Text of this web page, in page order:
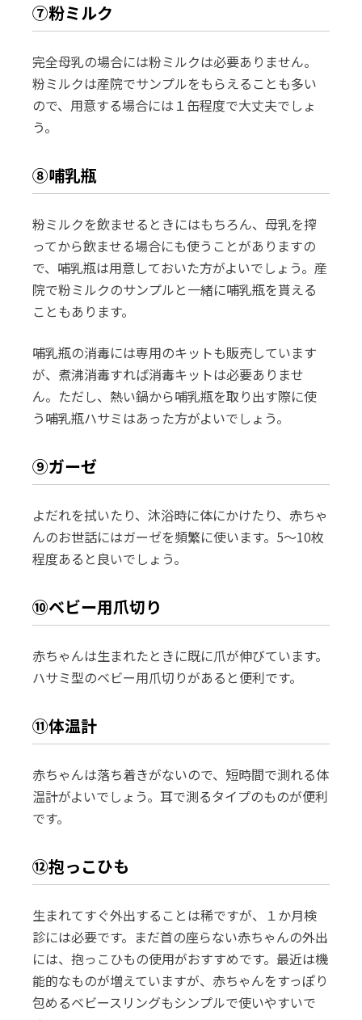
⑦粉ミルク
完全母乳の場合には粉ミルクは必要ありません。
粉ミルクは産院でサンプルをもらえることも多い
ので、用意する場合には１缶程度で大丈夫でしょ
う。
⑧哺乳瓶
粉ミルクを飲ませるときにはもちろん、母乳を搾
ってから飲ませる場合にも使うことがありますの
で、哺乳瓶は用意しておいた方がよいでしょう。産
院で粉ミルクのサンプルと一緒に哺乳瓶を貰える
こともあります。
哺乳瓶の消毒には専用のキットも販売しています
が、煮沸消毒すれば消毒キットは必要ありませ
ん。ただし、熱い鍋から哺乳瓶を取り出す際に使
う哺乳瓶ハサミはあった方がよいでしょう。
⑨ガーゼ
よだれを拭いたり、沐浴時に体にかけたり、赤ちゃ
んのお世話にはガーゼを頻繁に使います。5～10枚
程度あると良いでしょう。
⑩ベビー用爪切り
赤ちゃんは生まれたときに既に爪が伸びています。
ハサミ型のベビー用爪切りがあると便利です。
⑪体温計
赤ちゃんは落ち着きがないので、短時間で測れる体
温計がよいでしょう。耳で測るタイプのものが便利
です。
⑫抱っこひも
生まれてすぐ外出することは稀ですが、１か月検
診には必要です。まだ首の座らない赤ちゃんの外出
には、抱っこひもの使用がおすすめです。最近は機
能的なものが増えていますが、赤ちゃんをすっぽり
包めるベビースリングもシンプルで使いやすいで